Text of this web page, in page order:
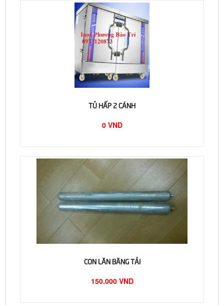
TỦ HẤP 2 CÁNH
0 VND
CON LĂN BĂNG TẢI
150.000 VND